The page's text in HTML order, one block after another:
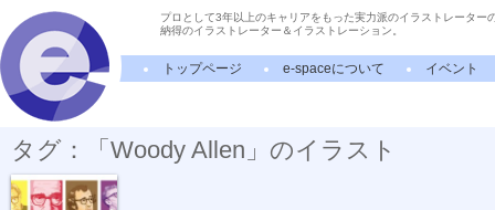
プロとして3年以上のキャリアをもった実力派のイラストレーター
納得のイラストレーター＆イラストレーション。
トップページ e-spaceについて イベント
タグ：「Woody Allen」のイラスト
カメレオン・...